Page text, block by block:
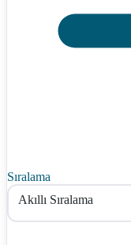
Sıralama
Akıllı Sıralama